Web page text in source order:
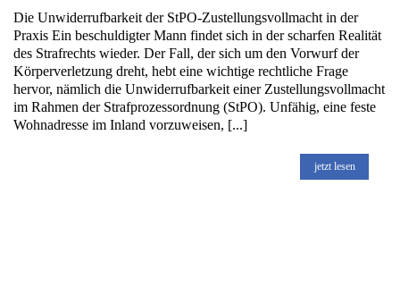
Die Unwiderrufbarkeit der StPO-Zustellungsvollmacht in der
Praxis Ein beschuldigter Mann findet sich in der scharfen Realität
des Strafrechts wieder. Der Fall, der sich um den Vorwurf der
Körperverletzung dreht, hebt eine wichtige rechtliche Frage
hervor, nämlich die Unwiderrufbarkeit einer Zustellungsvollmacht
im Rahmen der Strafprozessordnung (StPO). Unfähig, eine feste
Wohnadresse im Inland vorzuweisen, [...]
jetzt lesen